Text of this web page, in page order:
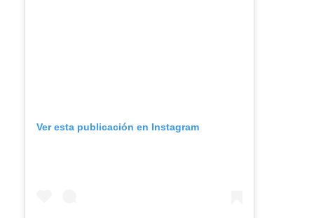
Ver esta publicación en Instagram